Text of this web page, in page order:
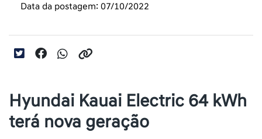
Data da postagem: 07/10/2022
Hyundai Kauai Electric 64 kWh
terá nova geração